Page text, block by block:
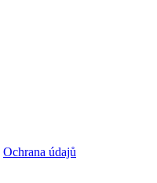
Ochrana údajů